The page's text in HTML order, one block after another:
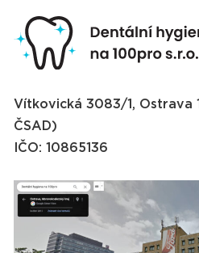
Vítkovická 3083/1, Ostrava
ČSAD)
IČO: 10865136